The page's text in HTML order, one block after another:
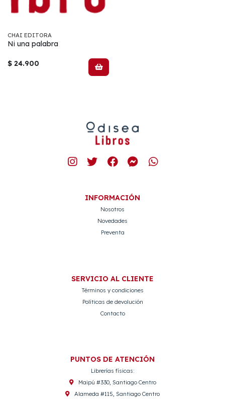
CHAI EDITORA
Ni una palabra
$ 24.900
INFORMACIÓN
Nosotros
Novedades
Preventa
SERVICIO AL CLIENTE
Términos y condiciones
Políticas de devolución
Contacto
PUNTOS DE ATENCIÓN
Librerías físicas:
Maipú #330, Santiago Centro
Alameda #115, Santiago Centro